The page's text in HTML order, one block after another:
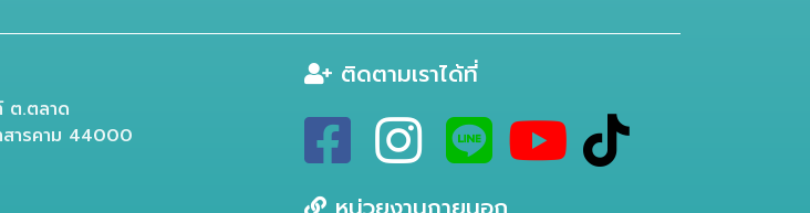
ต.ตลาด
สารคาม 44000
ติดตามเราได้ที่